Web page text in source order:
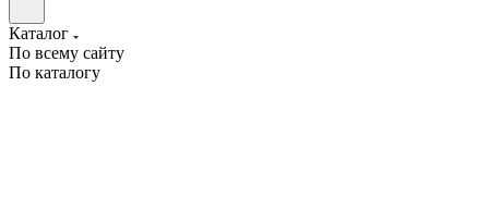
Каталог
По всему сайту
По каталогу